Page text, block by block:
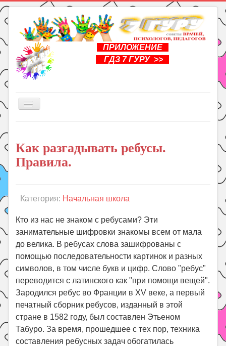
ПРИЛОЖЕНИЕ
ГДЗ 7 ГУРУ >>
Включить/
Книги
Рукоделие
Уроки
Праздники
Психология
Летом!
Поиск
Как разгадывать ребусы.
Правила.
Категория: Начальная школа
Кто из нас не знаком с ребусами? Эти
занимательные шифровки знакомы всем от мала
до велика. В ребусах слова зашифрованы с
помощью последовательности картинок и разных
символов, в том числе букв и цифр. Слово "ребус"
переводится с латинского как "при помощи вещей".
Зародился ребус во Франции в XV веке, а первый
печатный сборник ребусов, изданный в этой
стране в 1582 году, был составлен Этьеном
Табуро. За время, прошедшее с тех пор, техника
составления ребусных задач обогатилась